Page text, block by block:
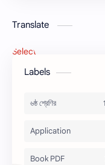
Translate
Select Language
Labels
৬ষ্ঠ শ্রেণির
Application
Book PDF